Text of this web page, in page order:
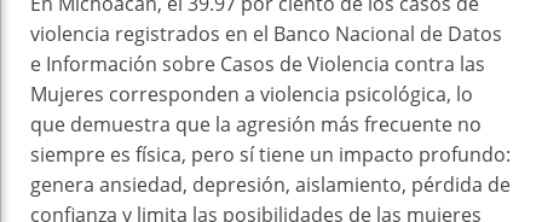
violencia registrados en el Banco Nacional de Datos
e Información sobre Casos de Violencia contra las
Mujeres corresponden a violencia psicológica, lo
que demuestra que la agresión más frecuente no
siempre es física, pero sí tiene un impacto profundo:
genera ansiedad, depresión, aislamiento, pérdida de
confianza y limita las posibilidades de las mujeres